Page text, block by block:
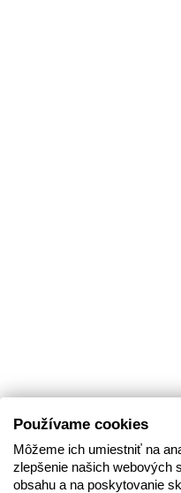
Používame cookies
Môžeme ich umiestniť na
zlepšenie našich webových
obsahu a na poskytovanie